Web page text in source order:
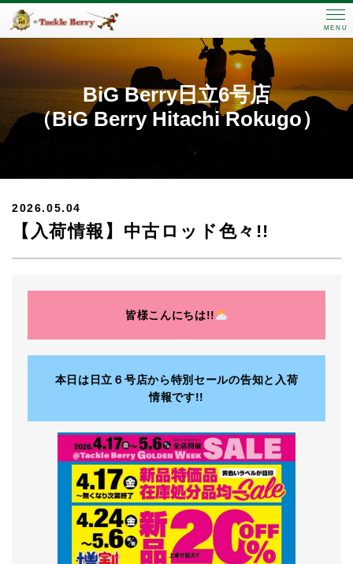
MENU
BiG Berry日立6号店
（BiG Berry Hitachi Rokugo）
2026.05.04
【入荷情報】中古ロッド色々!!
皆様こんにちは!!
本日は日立６号店から特別セールの告知と入荷
情報です!!